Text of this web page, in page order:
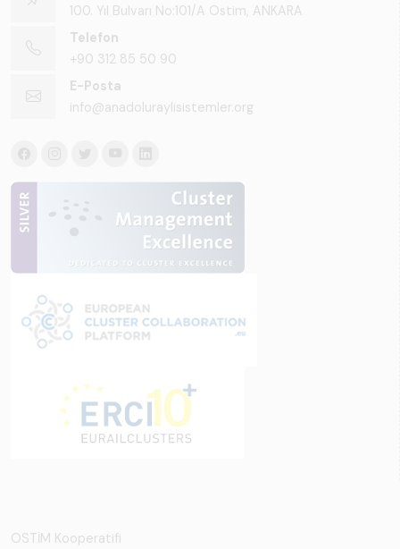
100. Yıl Bulvarı No:101/A Ostim, ANKARA
Telefon
+90 312 85 50 90
E-Posta
info@anadoluraylisistemler.org
OSTİM Kooperatifi